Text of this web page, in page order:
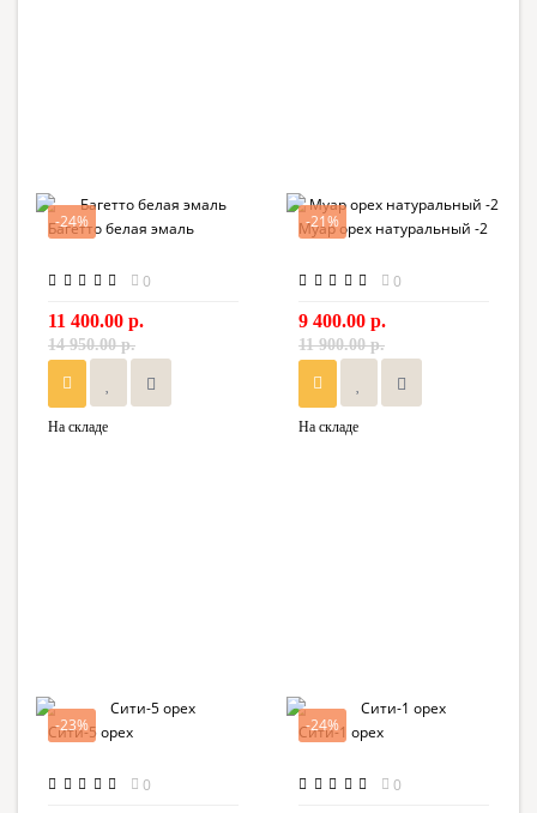
-24%
Багетто белая эмаль
0
11 400.00 р.
14 950.00 р.
На складе
-21%
Муар орех натуральный -2
0
9 400.00 р.
11 900.00 р.
На складе
-23%
Сити-5 орех
0
-24%
Сити-1 орех
0